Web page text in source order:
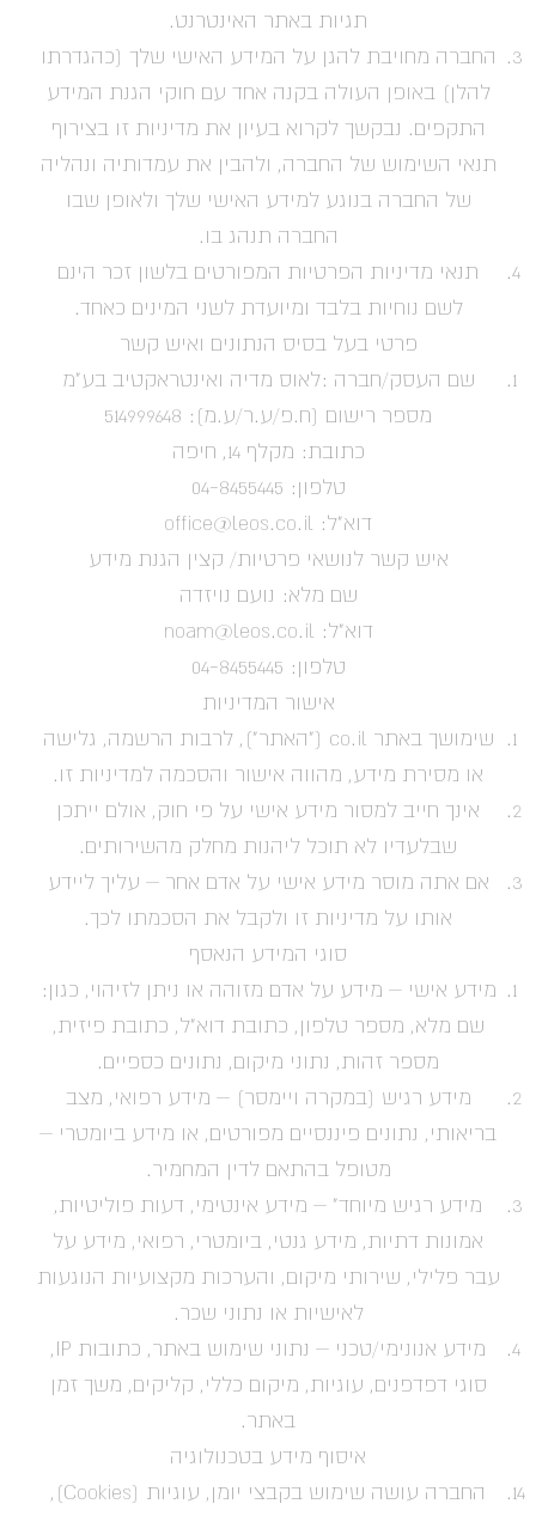
תגיות באתר האינטרנט.
החברה מחויבת להגן על המידע האישי שלך (כהגדרתו
להלן) באופן העולה בקנה אחד עם חוקי הגנת המידע
התקפים. נבקשך לקרוא בעיון את מדיניות זו בצירוף
תנאי השימוש של החברה, ולהבין את עמדותיה ונהליה
של החברה בנוגע למידע האישי שלך ולאופן שבו
החברה תנהג בו.
תנאי מדיניות הפרטיות המפורטים בלשון זכר הינם
לשם נוחיות בלבד ומיועדת לשני המינים כאחד.
פרטי בעל בסיס הנתונים ואיש קשר
שם העסק/חברה :לאוס מדיה ואינטראקטיב בע"מ
מספר רישום (ח.פ/ע.ר/ע.מ): 514999648
כתובת: מקלף 14, חיפה
טלפון: 04-8455445
דוא"ל: office@leos.co.il
איש קשר לנושאי פרטיות/ קצין הגנת מידע
שם מלא: נועם נויזדה
דוא"ל: noam@leos.co.il
טלפון: 04-8455445
אישור המדיניות
שימושך באתר co.il ("האתר"), לרבות הרשמה, גלישה
או מסירת מידע, מהווה אישור והסכמה למדיניות זו.
אינך חייב למסור מידע אישי על פי חוק, אולם ייתכן
שבלעדיו לא תוכל ליהנות מחלק מהשירותים.
אם אתה מוסר מידע אישי על אדם אחר – עליך ליידע
אותו על מדיניות זו ולקבל את הסכמתו לכך.
סוגי המידע הנאסף
מידע אישי – מידע על אדם מזוהה או ניתן לזיהוי, כגון:
שם מלא, מספר טלפון, כתובת דוא"ל, כתובת פיזית,
מספר זהות, נתוני מיקום, נתונים כספיים.
מידע רגיש (במקרה ויימסר) – מידע רפואי, מצב
בריאותי, נתונים פיננסיים מפורטים, או מידע ביומטרי –
מטופל בהתאם לדין המחמיר.
מידע רגיש מיוחד" – מידע אינטימי, דעות פוליטיות,
אמונות דתיות, מידע גנטי, ביומטרי, רפואי, מידע על
עבר פלילי, שירותי מיקום, והערכות מקצועיות הנוגעות
לאישיות או נתוני שכר.
מידע אנונימי/טכני – נתוני שימוש באתר, כתובות IP,
סוגי דפדפנים, עוגיות, מיקום כללי, קליקים, משך זמן
באתר.
איסוף מידע בטכנולוגיה
החברה עושה שימוש בקבצי יומן, עוגיות (Cookies),